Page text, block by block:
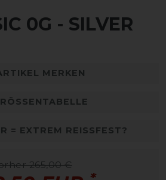
0G - SILVER
MERKEN
= EXTREM REISSFEST?
265,00 €